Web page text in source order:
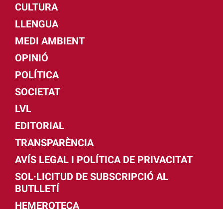
CULTURA
LLENGUA
MEDI AMBIENT
OPINIÓ
POLÍTICA
SOCIETAT
LVL
EDITORIAL
TRANSPARÈNCIA
AVÍS LEGAL I POLÍTICA DE PRIVACITAT
SOL·LICITUD DE SUBSCRIPCIÓ AL
BUTLLETÍ
HEMEROTECA